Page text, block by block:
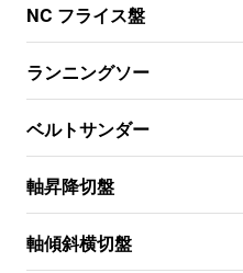
NC フライス盤
ランニングソー
ベルトサンダー
軸昇降切盤
軸傾斜横切盤